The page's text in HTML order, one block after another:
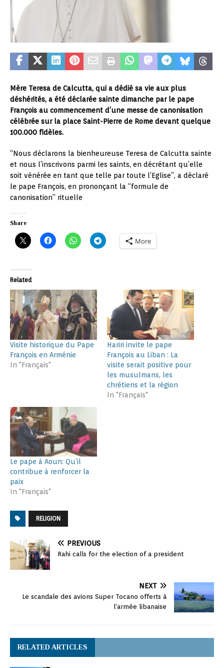
Mère Teresa de Calcutta, qui a dédié sa vie aux plus
déshérités, a été déclarée sainte dimanche par le pape
François au commencement d’une messe de canonisation
célébrée sur la place Saint-Pierre de Rome devant quelque
100.000 fidèles.
“Nous déclarons la bienheureuse Teresa de Calcutta sainte
et nous l’inscrivons parmi les saints, en décrétant qu’elle
soit vénérée en tant que telle par toute l’Eglise”, a déclaré
le pape François, en prononçant la “formule de
canonisation” rituelle
Share
More
Related
Visite historique du Pape
François en Arménie
In "Français"
Hariri invite le pape
François au Liban : La
visite serait positive pour
les musulmans, les
chrétiens et la région
In "Français"
Le pape à Aoun: Qu’il
contribue à renforcer la
paix
In "Français"
RELIGION
PREVIOUS
Rahi calls for the election of a president
NEXT
Le scandale des avions Super Tocano offerts à
l’armée libanaise
RELATED ARTICLES